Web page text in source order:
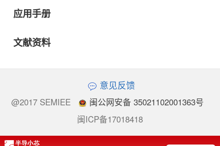
应用手册
文献资料
意见反馈
@2017 SEMIEE
闽公网安备 35021102001363号
闽ICP备17018418